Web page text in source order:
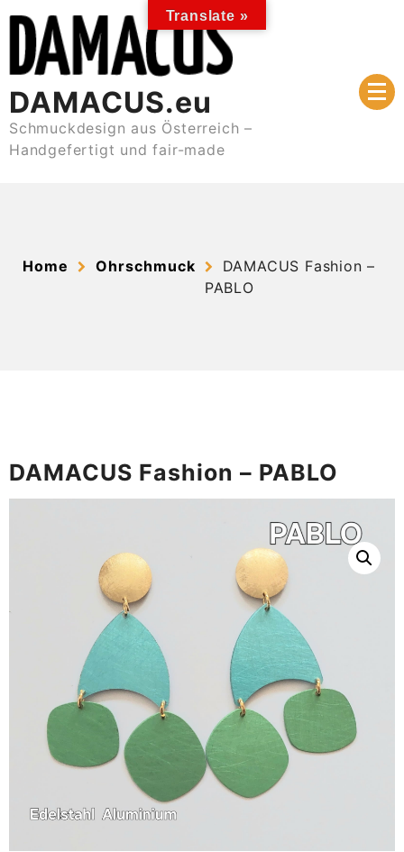
content
DAMACUS.eu
Schmuckdesign aus Österreich –
Handgefertigt und fair-made
Home Ohrschmuck
DAMACUS Fashion –
PABLO
DAMACUS Fashion – PABLO
Translate »